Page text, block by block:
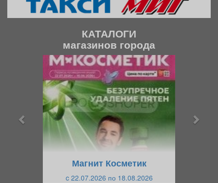
КАТАЛОГИ
магазинов города
Магнит Косметик
c 22.07.2026 по 18.08.2026